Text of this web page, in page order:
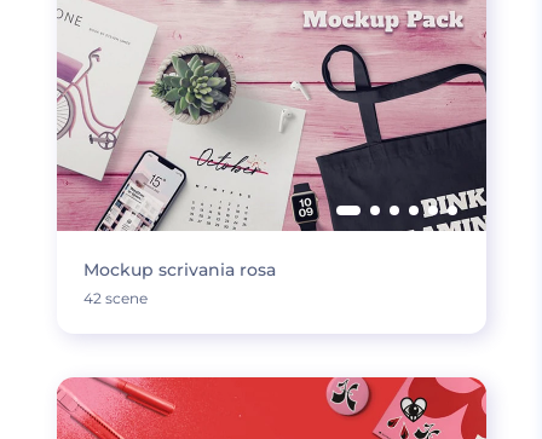
Mockup scrivania rosa
42 scene